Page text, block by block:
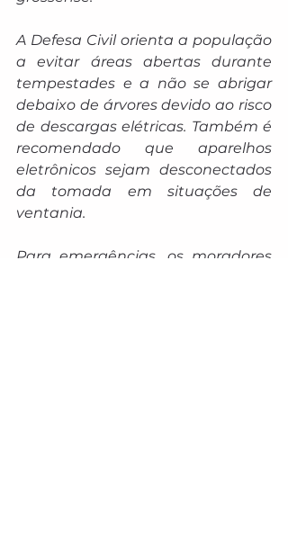
A Defesa Civil orienta a população
a evitar áreas abertas durante
tempestades e a não se abrigar
debaixo de árvores devido ao risco
de descargas elétricas. Também é
recomendado que aparelhos
eletrônicos sejam desconectados
da tomada em situações de
ventania.
Para emergências, os moradores